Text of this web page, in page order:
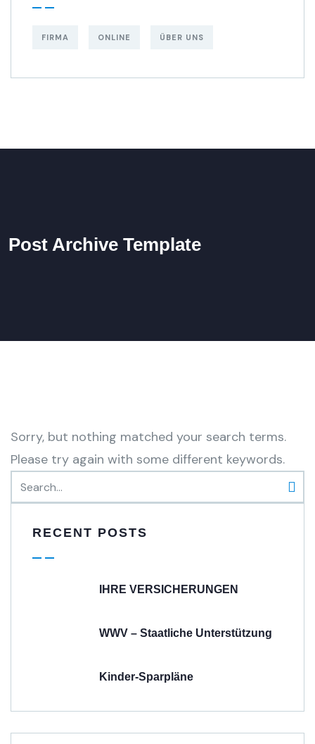
FIRMA ONLINE ÜBER UNS
Post Archive Template
Sorry, but nothing matched your search terms.
Please try again with some different keywords.
RECENT POSTS
IHRE VERSICHERUNGEN
WWV – Staatliche Unterstützung
Kinder-Sparpläne